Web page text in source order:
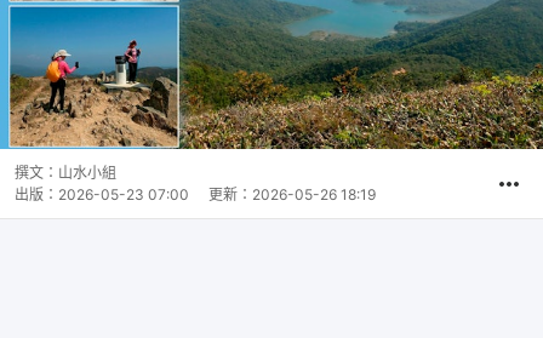
撰文： 山水小組
出版： 2026-05-23 07:00 更新： 2026-05-26 18:19